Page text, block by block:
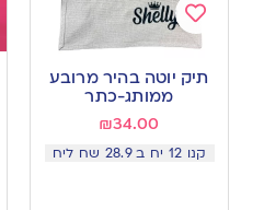
Add
to
wishlist
תיק יוטה בהיר מרובע
ממותג-כתר
₪34.00
קנו 12 יח ב 28.9 שח ליח